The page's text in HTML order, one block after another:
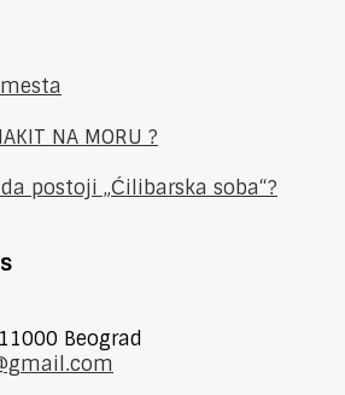
NA MORU ?
postoji „Ćilibarska soba“?
Beograd